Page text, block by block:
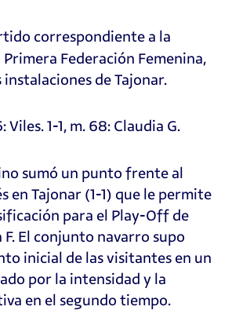
correspondiente a la
Federación Femenina,
de Tajonar.
Viles. 1-1, m. 68: Claudia G.
sumó un punto frente al
en Tajonar (1-1) que le permite
para el Play-Off de
F. El conjunto navarro supo
inicial de las visitantes en un
por la intensidad y la
en el segundo tiempo.